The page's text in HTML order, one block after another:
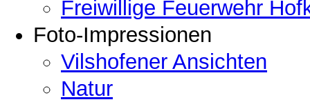
Freiwillige Feuerwehr
Foto-Impressionen
Vilshofener Ansichten
Natur